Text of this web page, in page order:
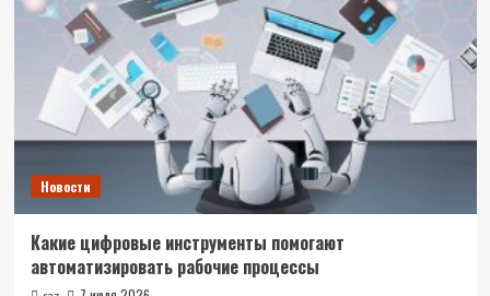
Новости
Какие цифровые инструменты помогают
автоматизировать рабочие процессы